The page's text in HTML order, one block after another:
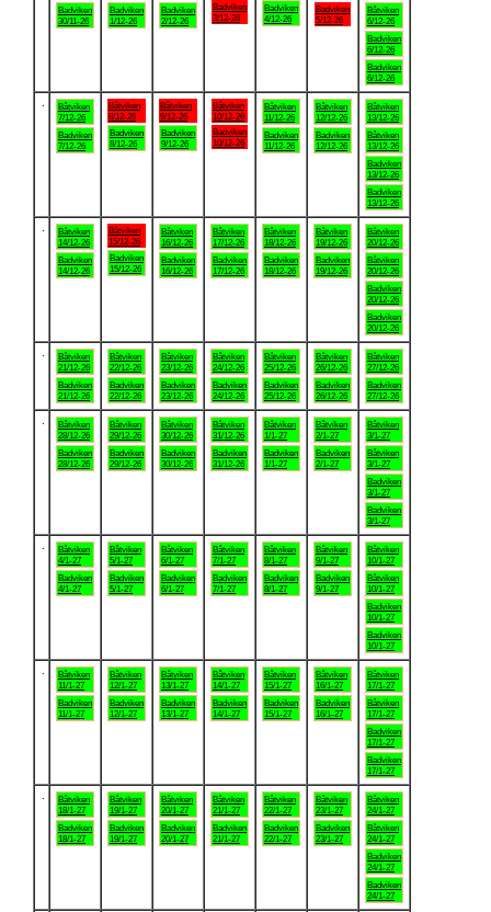
Badviken
30/11-26
Badviken
1/12-26
Badviken
2/12-26
Badviken
3/12-26
Badviken
4/12-26
Badviken
5/12-26
Båtviken
6/12-26
Badviken
6/12-26
Badviken
6/12-26
Båtviken
7/12-26
Badviken
7/12-26
Båtviken
8/12-26
Badviken
8/12-26
Båtviken
9/12-26
Badviken
9/12-26
Båtviken
10/12-26
Badviken
10/12-26
Båtviken
11/12-26
Badviken
11/12-26
Båtviken
12/12-26
Badviken
12/12-26
Båtviken
13/12-26
Båtviken
13/12-26
Badviken
13/12-26
Badviken
13/12-26
Båtviken
14/12-26
Badviken
14/12-26
Båtviken
15/12-26
Badviken
15/12-26
Båtviken
16/12-26
Badviken
16/12-26
Båtviken
17/12-26
Badviken
17/12-26
Båtviken
18/12-26
Badviken
18/12-26
Båtviken
19/12-26
Badviken
19/12-26
Båtviken
20/12-26
Båtviken
20/12-26
Badviken
20/12-26
Badviken
20/12-26
Båtviken
21/12-26
Badviken
21/12-26
Båtviken
22/12-26
Badviken
22/12-26
Båtviken
23/12-26
Badviken
23/12-26
Båtviken
24/12-26
Badviken
24/12-26
Båtviken
25/12-26
Badviken
25/12-26
Båtviken
26/12-26
Badviken
26/12-26
Båtviken
27/12-26
Badviken
27/12-26
Båtviken
28/12-26
Badviken
28/12-26
Båtviken
29/12-26
Badviken
29/12-26
Båtviken
30/12-26
Badviken
30/12-26
Båtviken
31/12-26
Badviken
31/12-26
Båtviken
1/1-27
Badviken
1/1-27
Båtviken
2/1-27
Badviken
2/1-27
Båtviken
3/1-27
Båtviken
3/1-27
Badviken
3/1-27
Badviken
3/1-27
Båtviken
4/1-27
Badviken
4/1-27
Båtviken
5/1-27
Badviken
5/1-27
Båtviken
6/1-27
Badviken
6/1-27
Båtviken
7/1-27
Badviken
7/1-27
Båtviken
8/1-27
Badviken
8/1-27
Båtviken
9/1-27
Badviken
9/1-27
Båtviken
10/1-27
Båtviken
10/1-27
Badviken
10/1-27
Badviken
10/1-27
Båtviken
11/1-27
Badviken
11/1-27
Båtviken
12/1-27
Badviken
12/1-27
Båtviken
13/1-27
Badviken
13/1-27
Båtviken
14/1-27
Badviken
14/1-27
Båtviken
15/1-27
Badviken
15/1-27
Båtviken
16/1-27
Badviken
16/1-27
Båtviken
17/1-27
Båtviken
17/1-27
Badviken
17/1-27
Badviken
17/1-27
Båtviken
18/1-27
Badviken
18/1-27
Båtviken
19/1-27
Badviken
19/1-27
Båtviken
20/1-27
Badviken
20/1-27
Båtviken
21/1-27
Badviken
21/1-27
Båtviken
22/1-27
Badviken
22/1-27
Båtviken
23/1-27
Badviken
23/1-27
Båtviken
24/1-27
Båtviken
24/1-27
Badviken
24/1-27
Badviken
24/1-27